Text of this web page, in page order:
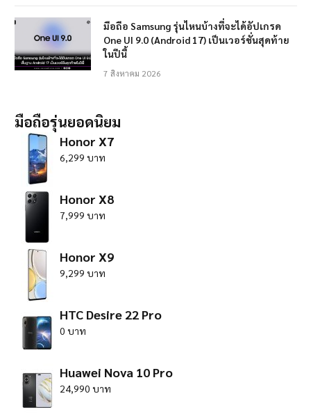
มือถือ Samsung รุ่นไหนบ้างที่จะได้อัปเกรด
One UI 9.0 (Android 17) เป็นเวอร์ชั่นสุดท้าย
ในปีนี้
7 สิงหาคม 2026
มือถือรุ่นยอดนิยม
Honor X7
6,299 บาท
Honor X8
7,999 บาท
Honor X9
9,299 บาท
HTC Desire 22 Pro
0 บาท
Huawei Nova 10 Pro
24,990 บาท